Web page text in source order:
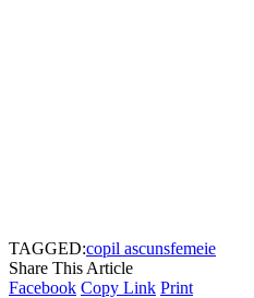
TAGGED:copil ascunsfemeie
Share This Article
Facebook Copy Link Print